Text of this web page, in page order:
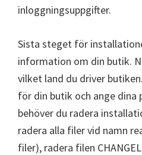
inloggningsuppgifter.
Sista steget för
information om din butik.
vilket land du driver
för din butik och ange dina
behöver du radera
radera alla filer vid namn
filer), radera filen